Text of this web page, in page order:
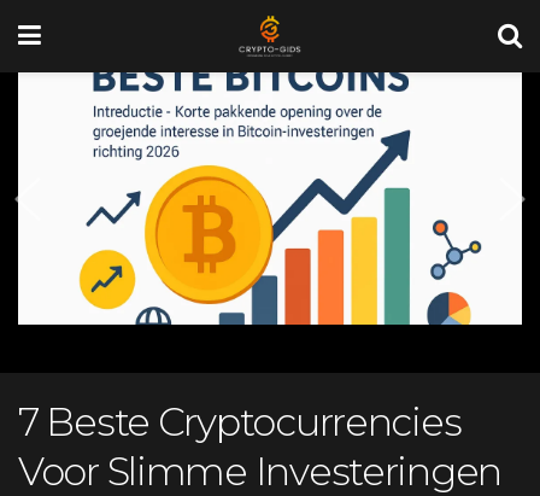
7 Beste Cryptocurrencies
Voor Slimme Investeringen